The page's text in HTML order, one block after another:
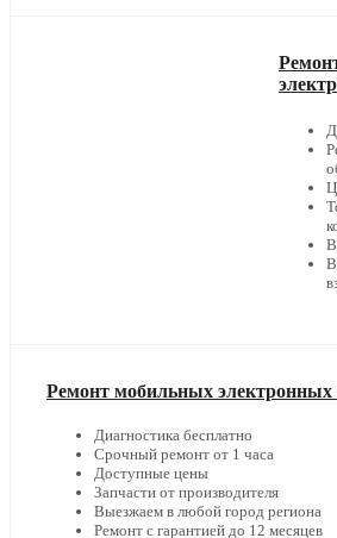
Ремонт мобильных электронных
Диагностика бесплатно
Срочный ремонт от 1 часа
Доступные цены
Запчасти от производителя
Выезжаем в любой город региона
Ремонт с гарантией до 12 месяцев